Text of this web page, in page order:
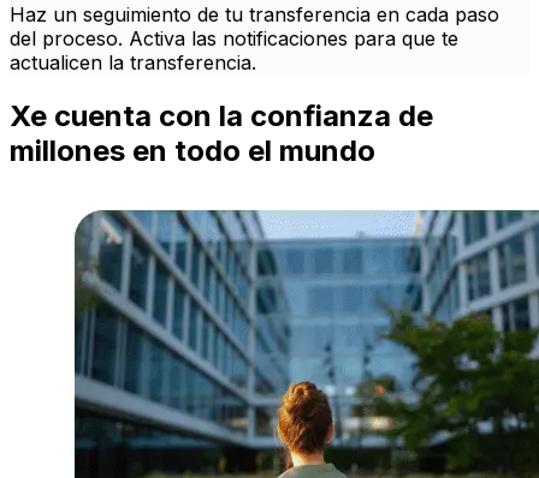
Haz un seguimiento de tu transferencia en cada paso
del proceso. Activa las notificaciones para que te
actualicen la transferencia.
Xe cuenta con la confianza de
millones en todo el mundo